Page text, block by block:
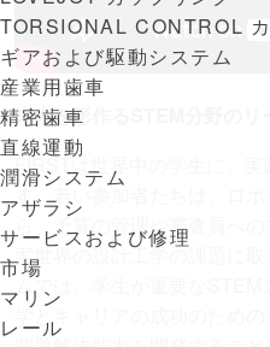
TORSIONAL CONTROL
ギアおよび駆動システム
産業用歯車
精密歯車
直線運動
潤滑システム
アザラシ
サービスおよび修理
市場
マリン
レール
未来を形作るSTEM分野のリ
FIRSTは世界中の学生に、実
す。若い参加者たちは、ロボ
ら、予算の管理や審査員へ
実世界の設計工学の課題に取
ムでは、学生が重要な
学とキャリアの成功のため